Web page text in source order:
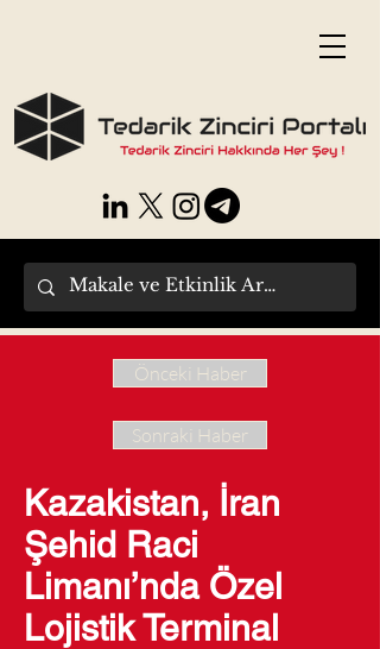
Önceki Haber
Sonraki Haber
Kazakistan, İran
Şehid Raci
Limanı’nda Özel
Lojistik Terminal